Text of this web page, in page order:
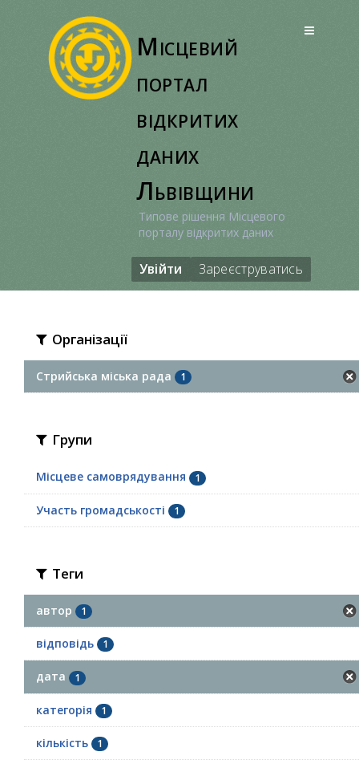
Місцевий
портал
відкритих
даних
Львівщини
Типове рішення Місцевого
порталу відкритих даних
Увійти Зареєструватись
Організації
Стрийська міська рада 1
Групи
Місцеве самоврядування 1
Участь громадськості 1
Теги
автор 1
відповідь 1
дата 1
категорія 1
кількість 1